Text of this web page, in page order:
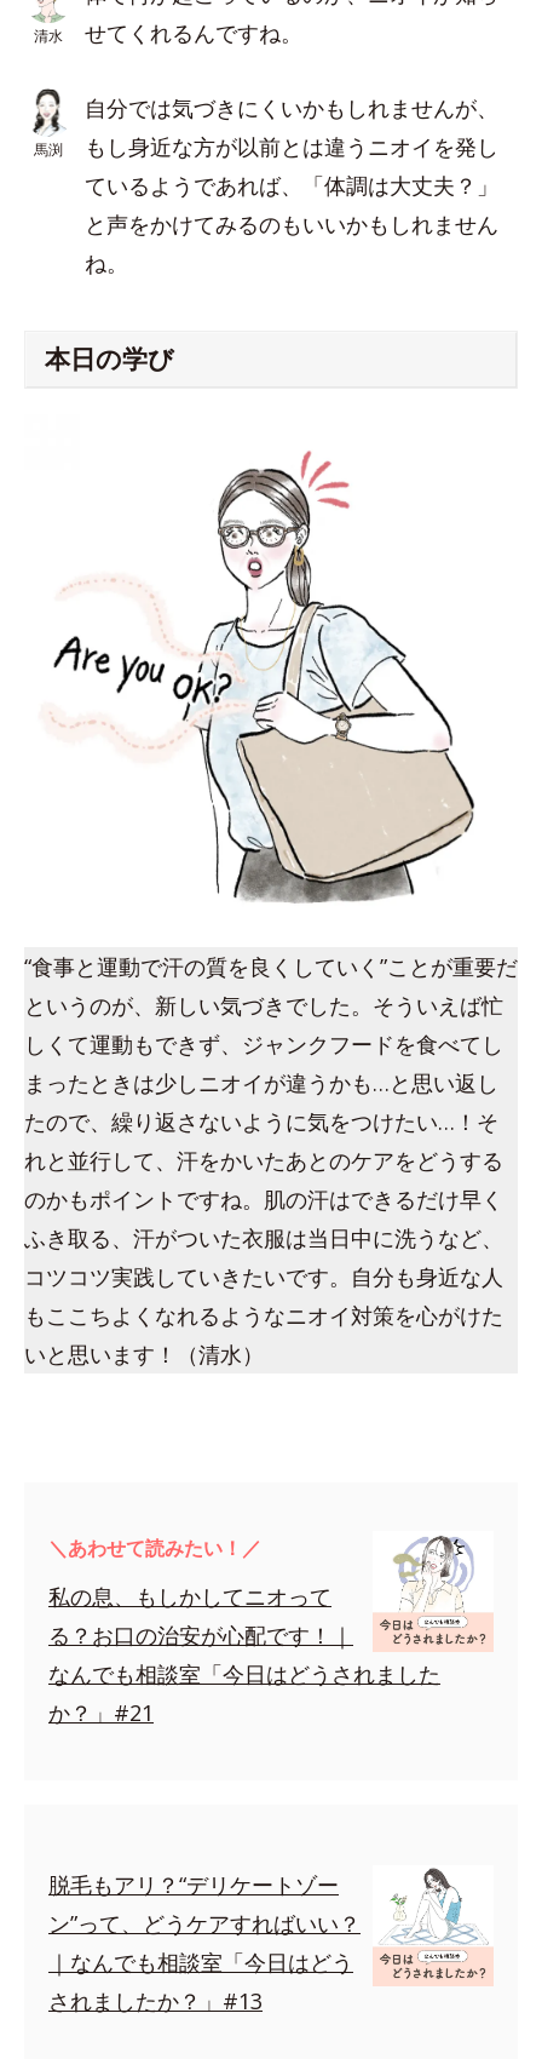
清水
せてくれるんですね。
馬渕
自分では気づきにくいかもしれませんが、
もし身近な方が以前とは違うニオイを発し
ているようであれば、「体調は大丈夫？」
と声をかけてみるのもいいかもしれません
ね。
本日の学び
“食事と運動で汗の質を良くしていく”ことが重要だ
というのが、新しい気づきでした。そういえば忙
しくて運動もできず、ジャンクフードを食べてし
まったときは少しニオイが違うかも…と思い返し
たので、繰り返さないように気をつけたい…！そ
れと並行して、汗をかいたあとのケアをどうする
のかもポイントですね。肌の汗はできるだけ早く
ふき取る、汗がついた衣服は当日中に洗うなど、
コツコツ実践していきたいです。自分も身近な人
もここちよくなれるようなニオイ対策を心がけた
いと思います！（清水）
＼あわせて読みたい！／
私の息、もしかしてニオって
る？お口の治安が心配です！｜
なんでも相談室「今日はどうされました
か？」#21
脱毛もアリ？“デリケートゾー
ン”って、どうケアすればいい？
｜なんでも相談室「今日はどう
されましたか？」#13